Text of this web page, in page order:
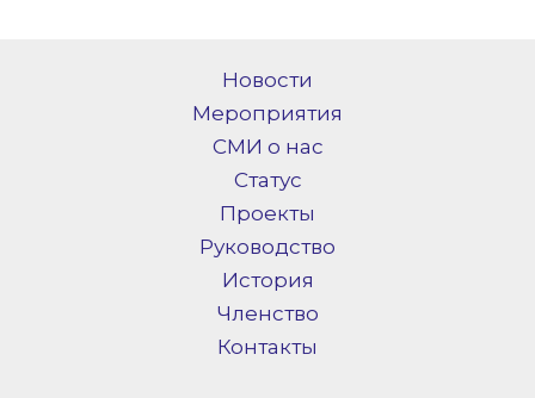
Новости
Мероприятия
СМИ о нас
Статус
Проекты
Руководство
История
Членство
Контакты